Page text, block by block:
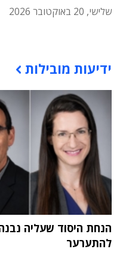
שלישי, 20 באוקטובר 2026
ידיעות מובילות
הנחת היסוד שעליה
להתערער